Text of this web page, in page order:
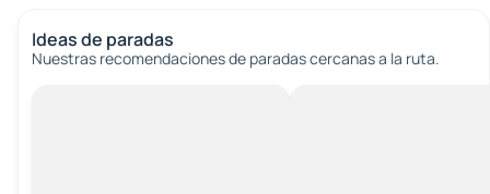
Ideas de paradas
Nuestras recomendaciones de paradas cercanas a la ruta.